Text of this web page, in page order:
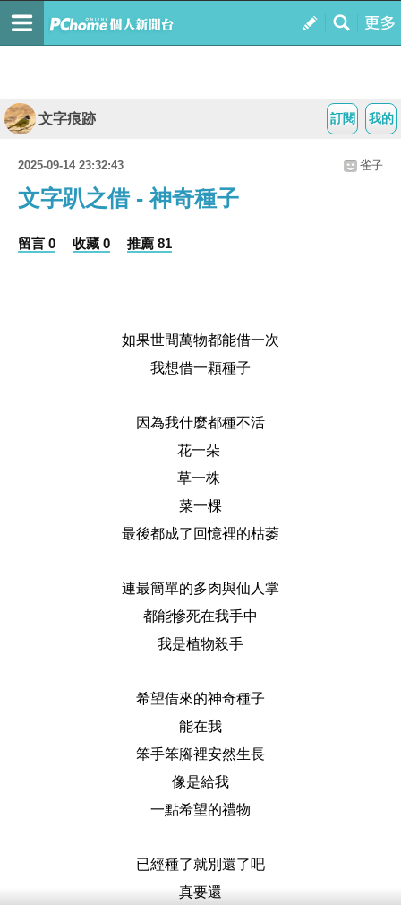
我的
訂閱
文字痕跡
2025-09-14 23:32:43 雀子
文字趴之借 - 神奇種子
留言 0 收藏 0 推薦 81
如果世間萬物都能借一次
我想借一顆種子
因為我什麼都種不活
花一朵
草一株
菜一棵
最後都成了回憶裡的枯萎
連最簡單的多肉與仙人掌
都能慘死在我手中
我是植物殺手
希望借來的神奇種子
能在我
笨手笨腳裡安然生長
像是給我
一點希望的禮物
已經種了就別還了吧
真要還